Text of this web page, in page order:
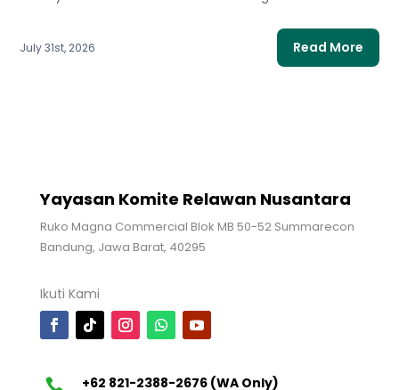
Disabilitas
July 31st, 2026 Read More
Yayasan Komite Relawan Nusantara
Ruko Magna Commercial Blok MB 50-52 Summarecon
Bandung, Jawa Barat, 40295
Ikuti Kami
+62 821-2388-2676 (WA Only)